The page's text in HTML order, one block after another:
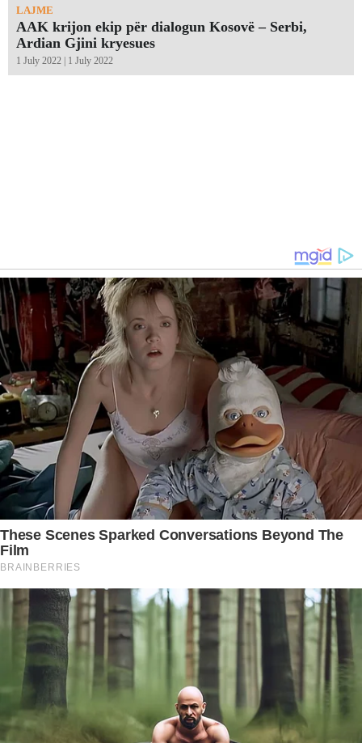
LAJME
AAK krijon ekip për dialogun Kosovë – Serbi,
Ardian Gjini kryesues
1 July 2022 | 1 July 2022